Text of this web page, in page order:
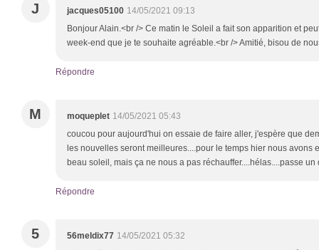
J jacques05100 14/05/2021 09:13
Bonjour Alain.<br /> Ce matin le Soleil a fait son apparition et
week-end que je te souhaite agréable.<br /> Amitié, bisou de
Répondre
M moqueplet 14/05/2021 05:43
coucou pour aujourd'hui on essaie de faire aller, j'espère que
les nouvelles seront meilleures....pour le temps hier nous avons
beau soleil, mais ça ne nous a pas réchauffer....hélas....passe
Répondre
5 56meldix77 14/05/2021 05:32